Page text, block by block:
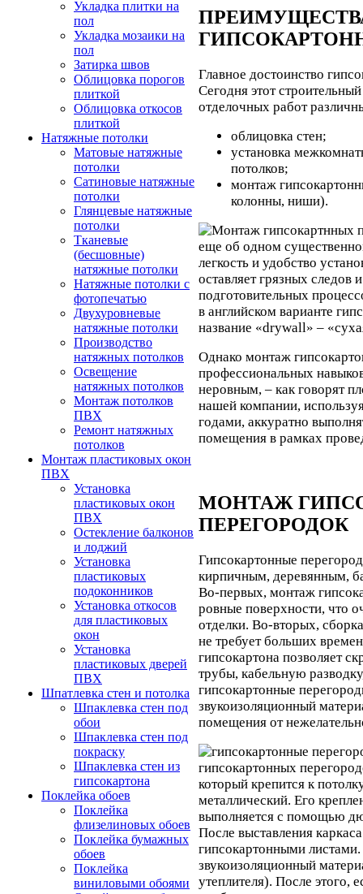
Укладка плитки на
пол
Укладка мозаики на
пол
Затирка швов
Облицовка порогов
плиткой
Облицовка откосов
плиткой
Натяжные потолки
Матовые натяжные
потолки
Сатиновые натяжные
потолки
Глянцевые натяжные
потолки
Тканевые
(бесшовные)
натяжные потолки
Натяжные потолки с
фотопечатью
Двухуровневые
натяжные потолки
Производство
натяжных потолков
Освещение
натяжных потолков
Монтаж потолков
ПВХ
Ремонт натяжных
потолков
Монтаж пластиковых окон
ПВХ
Установка
пластиковых окон
ПВХ
Остекление балконов
и лоджий
Установка
пластиковых
подоконников
Установка откосов
для пластиковых
окон
Установка
пластиковых дверей
ПВХ
Шпатлевка стен и потолка
Шпаклевка стен под
обои
Шпаклевка стен под
покраску
Шпаклевка стен из
гипсокартона
Поклейка обоев
Поклейка
флизелиновых обоев
Поклейка бумажных
обоев
Поклейка
виниловыми обоями
Главное достоинство
Сегодня этот
отделочных работ
облицовка стен;
установка
потолков;
монтаж
колонны, ниши).
еще об одном
легкость и удобство
оставляет грязных следов
подготовительных
в английском варианте
название «drywall» –
Однако монтаж
профессиональных
неровным, – как говорят
нашей компании,
годами, аккуратно
помещения в рамках
МОНТАЖ
ПЕРЕГОРОДОК
Гипсокартонные
кирпичным, деревянным,
Во-первых, монтаж
ровные поверхности, что
отделки. Во-вторых,
не требует больших
гипсокартона позволяет
трубы, кабельную
гипсокартонные
звукоизоляционный
помещения от
гипсокартонных
который крепится к
металлический. Его
выполняется с помощью
После выставления
гипсокартонными
звукоизоляционный
утеплителя). После этого,